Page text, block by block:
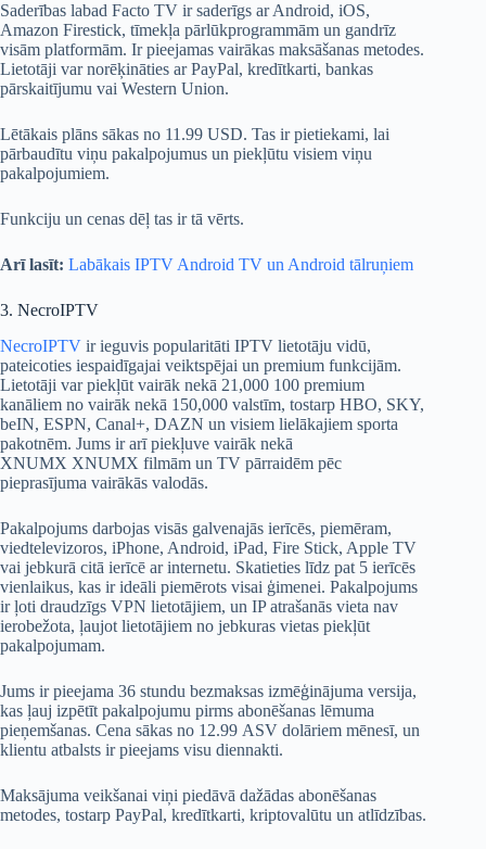
Saderības labad Facto TV ir saderīgs ar Android, iOS,
Amazon Firestick, tīmekļa pārlūkprogrammām un gandrīz
visām platformām. Ir pieejamas vairākas maksāšanas metodes.
Lietotāji var norēķināties ar PayPal, kredītkarti, bankas
pārskaitījumu vai Western Union.
Lētākais plāns sākas no 11.99 USD. Tas ir pietiekami, lai
pārbaudītu viņu pakalpojumus un piekļūtu visiem viņu
pakalpojumiem.
Funkciju un cenas dēļ tas ir tā vērts.
Arī lasīt: Labākais IPTV Android TV un Android tālruņiem
3. NecroIPTV
NecroIPTV ir ieguvis popularitāti IPTV lietotāju vidū,
pateicoties iespaidīgajai veiktspējai un premium funkcijām.
Lietotāji var piekļūt vairāk nekā 21,000 100 premium
kanāliem no vairāk nekā 150,000 valstīm, tostarp HBO, SKY,
beIN, ESPN, Canal+, DAZN un visiem lielākajiem sporta
pakotnēm. Jums ir arī piekļuve vairāk nekā
XNUMX XNUMX filmām un TV pārraidēm pēc
pieprasījuma vairākās valodās.
Pakalpojums darbojas visās galvenajās ierīcēs, piemēram,
viedtelevizoros, iPhone, Android, iPad, Fire Stick, Apple TV
vai jebkurā citā ierīcē ar internetu. Skatieties līdz pat 5 ierīcēs
vienlaikus, kas ir ideāli piemērots visai ģimenei. Pakalpojums
ir ļoti draudzīgs VPN lietotājiem, un IP atrašanās vieta nav
ierobežota, ļaujot lietotājiem no jebkuras vietas piekļūt
pakalpojumam.
Jums ir pieejama 36 stundu bezmaksas izmēģinājuma versija,
kas ļauj izpētīt pakalpojumu pirms abonēšanas lēmuma
pieņemšanas. Cena sākas no 12.99 ASV dolāriem mēnesī, un
klientu atbalsts ir pieejams visu diennakti.
Maksājuma veikšanai viņi piedāvā dažādas abonēšanas
metodes, tostarp PayPal, kredītkarti, kriptovalūtu un atlīdzības.